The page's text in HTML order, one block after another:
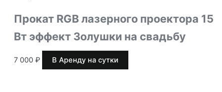
Прокат RGB лазерного проектора 15
Вт эффект Золушки на свадьбу
7 000 ₽ В Аренду на сутки